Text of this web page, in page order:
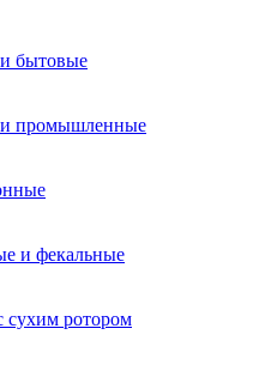
бытовые
промышленные
и фекальные
сухим ротором